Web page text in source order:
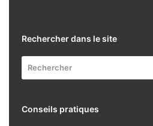
Rechercher dans le site
Conseils pratiques